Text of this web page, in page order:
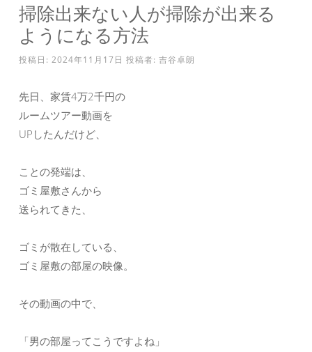
掃除出来ない人が掃除が出来る
ようになる方法
投稿日: 2024年11月17日 投稿者: 吉谷卓朗
先日、家賃4万2千円の
ルームツアー動画を
UPしたんだけど、
ことの発端は、
ゴミ屋敷さんから
送られてきた、
ゴミが散在している、
ゴミ屋敷の部屋の映像。
その動画の中で、
「男の部屋ってこうですよね」